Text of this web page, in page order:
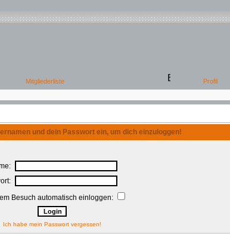
und dein Passwort ein, um dich einzuloggen!
Besuch automatisch einloggen:
Ich habe mein Passwort vergessen!